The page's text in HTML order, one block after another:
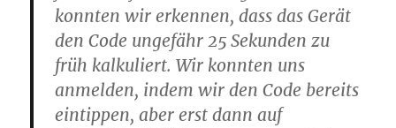
konnten wir erkennen, dass das Gerät
den Code ungefähr 25 Sekunden zu
früh kalkuliert. Wir konnten uns
anmelden, indem wir den Code bereits
eintippen, aber erst dann auf